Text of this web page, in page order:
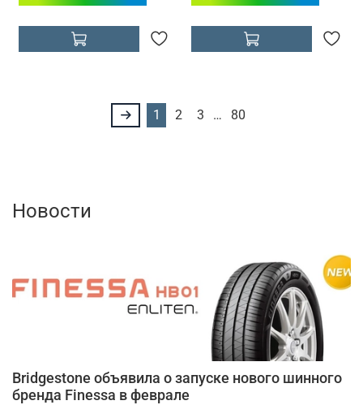
1 2 3 … 80
Новости
Bridgestone объявила о запуске нового шинного
бренда Finessa в феврале